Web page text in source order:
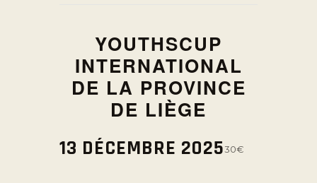
YOUTHSCUP
INTERNATIONAL
DE LA PROVINCE
DE LIÈGE
13 DÉCEMBRE 202530€